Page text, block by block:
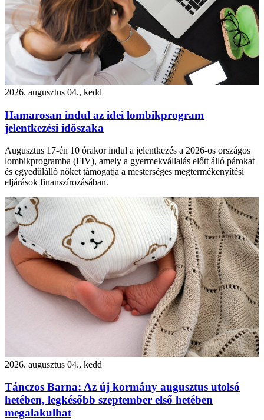
2026. augusztus 04., kedd
Hamarosan indul az idei lombikprogram
jelentkezési időszaka
Augusztus 17-én 10 órakor indul a jelentkezés a 2026-os országos
lombikprogramba (FIV), amely a gyermekvállalás előtt álló párokat
és egyedülálló nőket támogatja a mesterséges megtermékenyítési
eljárások finanszírozásában.
2026. augusztus 04., kedd
Tánczos Barna: Az új kormány augusztus utolsó
hetében, legkésőbb szeptember első hetében
megalakulhat